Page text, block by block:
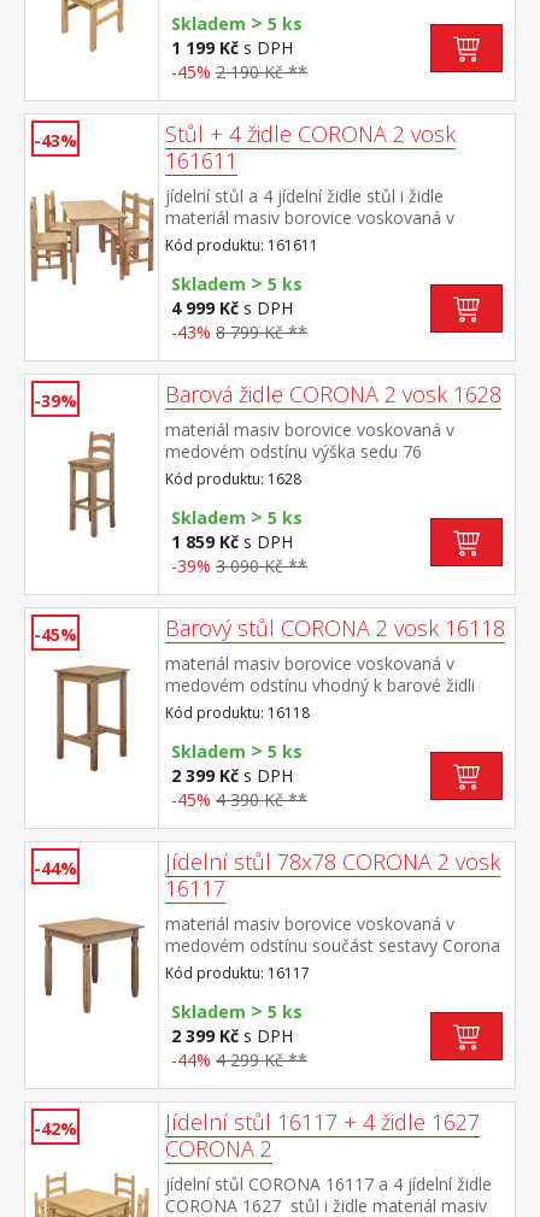
Skladem > 5 ks
1 199 Kč s DPH
-45% 2 190 Kč **
-43%
Stůl + 4 židle CORONA 2 vosk
161611
jídelní stůl a 4 jídelní židle stůl i židle
materiál masiv borovice voskovaná v
medovém odstínu rozměr stolu (š/h/v) 108
× 65 × 76 cm, rozměr židle (š/h/v) 39 × 42 ×
93 cm součást sestavy Corona 2
Kód produktu: 161611
Skladem > 5 ks
4 999 Kč s DPH
-43% 8 799 Kč **
-39% Barová židle CORONA 2 vosk 1628
materiál masiv borovice voskovaná v
medovém odstínu výška sedu 76
cm vhodná k barovému stolu CORONA 2
vosk 16118 součást sestavy Corona 2
Kód produktu: 1628
Skladem > 5 ks
1 859 Kč s DPH
-39% 3 090 Kč **
-45% Barový stůl CORONA 2 vosk 16118
materiál masiv borovice voskovaná v
medovém odstínu vhodný k barové židli
CORONA 2 vosk 1628 součást sestavy
Corona 2
Kód produktu: 16118
Skladem > 5 ks
2 399 Kč s DPH
-45% 4 390 Kč **
-44%
Jídelní stůl 78x78 CORONA 2 vosk
16117
materiál masiv borovice voskovaná v
medovém odstínu součást sestavy Corona
2
Kód produktu: 16117
Skladem > 5 ks
2 399 Kč s DPH
-44% 4 299 Kč **
-42%
Jídelní stůl 16117 + 4 židle 1627
CORONA 2
jídelní stůl CORONA 16117 a 4 jídelní židle
CORONA 1627 stůl i židle materiál masiv